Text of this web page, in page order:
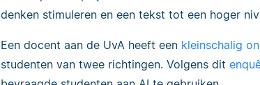
denken stimuleren en een tekst tot een hoger
Een docent aan de UvA heeft een kleinschalig
studenten van twee richtingen. Volgens dit